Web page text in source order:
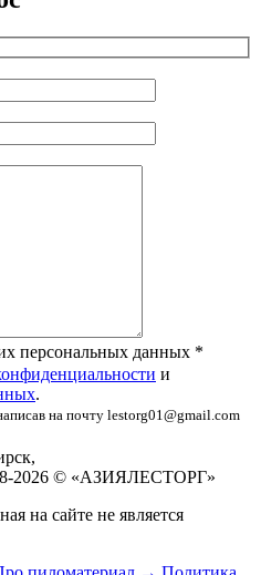
персональных данных *
и
.
на почту lestorg01@gmail.com
2026 © «АЗИЯЛЕСТОРГ»
на сайте не является